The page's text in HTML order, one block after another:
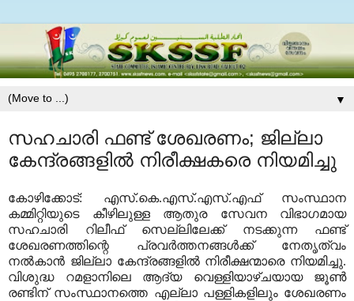
▼
സഹചാരി ഫണ്ട് ശേഖരണം; ജില്ലാ
കേന്ദ്രങ്ങളില്‍ നിരീക്ഷകരെ നിയമിച്ചു
കോഴിക്കോട്: എസ്.കെ.എസ്.എസ്.എഫ് സംസ്ഥാന
കമ്മിറ്റിയുടെ കീഴിലുള്ള ആതുര സേവന വിഭാഗമായ
സഹചാരി റിലീഫ് സെല്ലിലേക്ക് നടക്കുന്ന ഫണ്ട്
ശേഖരണത്തിന്റെ പ്രവര്‍ത്തനങ്ങള്‍ക്ക് നേതൃത്വം
നല്‍കാന്‍ ജില്ലാ കേന്ദ്രങ്ങളില്‍ നിരീക്ഷന്മാരെ നിയമിച്ചു.
വിശുദ്ധ റമളാനിലെ ആദ്യ വെള്ളിയാഴ്ചയായ ജൂണ്‍
രണ്ടിന് സംസ്ഥാനത്തെ എല്ലാ പള്ളികളിലും ശേഖരണം